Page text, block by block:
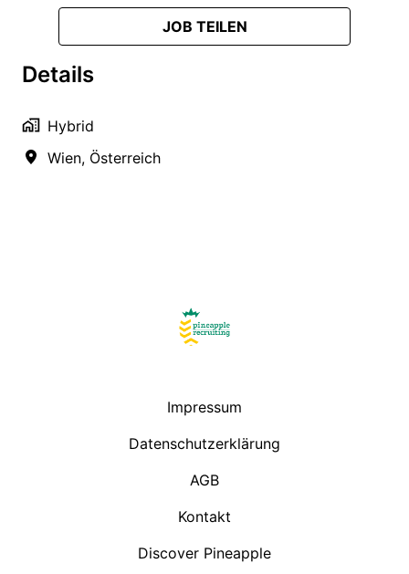
JOB TEILEN
Details
Hybrid
Wien, Österreich
Startseite
Impressum
Datenschutzerklärung
AGB
Kontakt
Discover Pineapple